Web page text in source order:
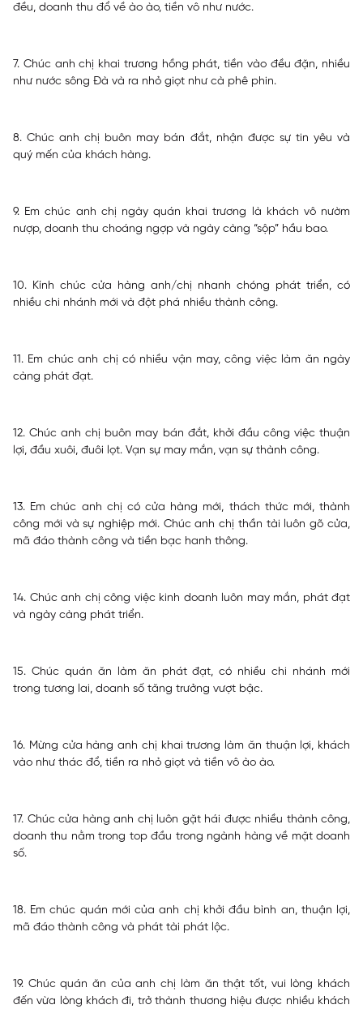
đều, doanh thu đổ về ào ào, tiền vô như nước.
7. Chúc anh chị khai trương hồng phát, tiền vào đều đặn, nhiều
như nước sông Đà và ra nhỏ giọt như cà phê phin.
8. Chúc anh chị buôn may bán đắt, nhận được sự tin yêu và
quý mến của khách hàng.
9. Em chúc anh chị ngày quán khai trương là khách vô nườm
nượp, doanh thu choáng ngợp và ngày càng “sộp” hầu bao.
10. Kính chúc cửa hàng anh/chị nhanh chóng phát triển, có
nhiều chi nhánh mới và đột phá nhiều thành công.
11. Em chúc anh chị có nhiều vận may, công việc làm ăn ngày
càng phát đạt.
12. Chúc anh chị buôn may bán đắt, khởi đầu công việc thuận
lợi, đầu xuôi, đuôi lọt. Vạn sự may mắn, vạn sự thành công.
13. Em chúc anh chị có cửa hàng mới, thách thức mới, thành
công mới và sự nghiệp mới. Chúc anh chị thần tài luôn gõ cửa,
mã đáo thành công và tiền bạc hanh thông.
14. Chúc anh chị công việc kinh doanh luôn may mắn, phát đạt
và ngày càng phát triển.
15. Chúc quán ăn làm ăn phát đạt, có nhiều chi nhánh mới
trong tương lai, doanh số tăng trưởng vượt bậc.
16. Mừng cửa hàng anh chị khai trương làm ăn thuận lợi, khách
vào như thác đổ, tiền ra nhỏ giọt và tiền vô ào ào.
17. Chúc cửa hàng anh chị luôn gặt hái được nhiều thành công,
doanh thu nằm trong top đầu trong ngành hàng về mặt doanh
số.
18. Em chúc quán mới của anh chị khởi đầu bình an, thuận lợi,
mã đáo thành công và phát tài phát lộc.
19. Chúc quán ăn của anh chị làm ăn thật tốt, vui lòng khách
đến vừa lòng khách đi, trở thành thương hiệu được nhiều khách